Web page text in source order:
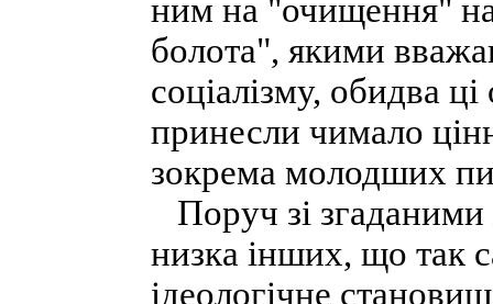
ним на "очищення"
болота", якими
соціалізму, обидва
принесли чимало
зокрема молодших
Поруч зі згаданими
низка інших, що так
ідеологічне